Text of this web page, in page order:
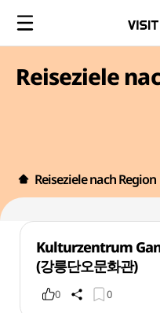
Reiseziele
Reiseziele nach Region
Kulturzentrum
(강릉단오문화관)
0 0